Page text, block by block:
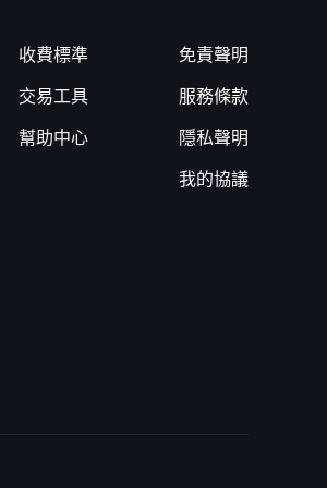
收費標準
交易工具
幫助中心
免責聲明
服務條款
隱私聲明
我的協議